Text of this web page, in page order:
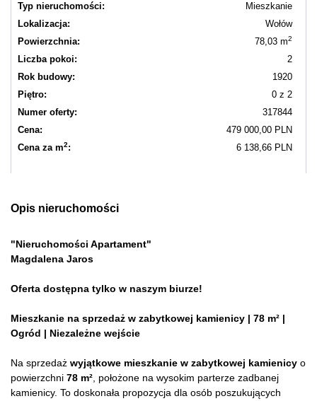
Typ nieruchomości:
Mieszkanie
Lokalizacja:
Wołów
Powierzchnia:
78,03 m2
Liczba pokoi:
2
Rok budowy:
1920
Piętro:
0 z 2
Numer oferty:
317844
Cena:
479 000,00 PLN
Cena za m2: 6 138,66 PLN
Opis nieruchomości
"Nieruchomości Apartament"
Magdalena Jaros
Oferta dostępna tylko w naszym biurze!
Mieszkanie na sprzedaż w zabytkowej kamienicy | 78 m² |
Ogród | Niezależne wejście
Na sprzedaż wyjątkowe mieszkanie w zabytkowej kamienicy o
powierzchni 78 m² , położone na wysokim parterze zadbanej
kamienicy. To doskonała propozycja dla osób poszukujących